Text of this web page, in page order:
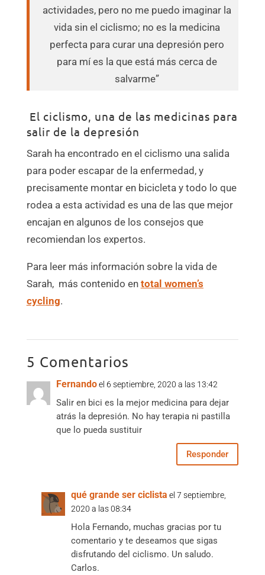
actividades, pero no me puedo imaginar la
vida sin el ciclismo; no es la medicina
perfecta para curar una depresión pero
para mí es la que está más cerca de
salvarme”
El ciclismo, una de las medicinas para
salir de la depresión
Sarah ha encontrado en el ciclismo una salida
para poder escapar de la enfermedad, y
precisamente montar en bicicleta y todo lo que
rodea a esta actividad es una de las que mejor
encajan en algunos de los consejos que
recomiendan los expertos.
Para leer más información sobre la vida de
Sarah, más contenido en total women’s
cycling.
5 Comentarios
Fernando el 6 septiembre, 2020 a las 13:42
Salir en bici es la mejor medicina para dejar
atrás la depresión. No hay terapia ni pastilla
que lo pueda sustituir
Responder
qué grande ser ciclista el 7 septiembre,
2020 a las 08:34
Hola Fernando, muchas gracias por tu
comentario y te deseamos que sigas
disfrutando del ciclismo. Un saludo.
Carlos.